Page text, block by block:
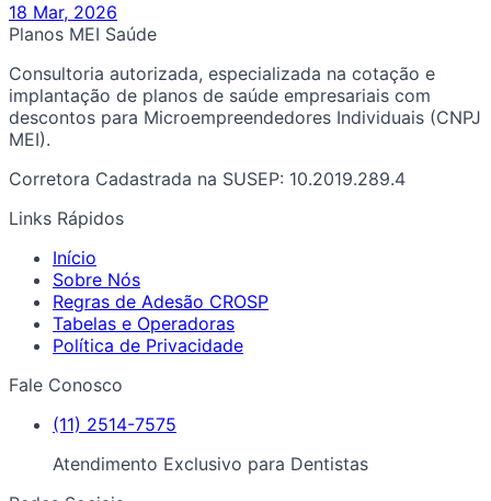
18 Mar, 2026
Planos MEI Saúde
Consultoria autorizada, especializada na cotação e
implantação de planos de saúde empresariais com
descontos para Microempreendedores Individuais (CNPJ
MEI).
Corretora Cadastrada na SUSEP: 10.2019.289.4
Links Rápidos
Início
Sobre Nós
Regras de Adesão CROSP
Tabelas e Operadoras
Política de Privacidade
Fale Conosco
(11) 2514-7575
Atendimento Exclusivo para Dentistas